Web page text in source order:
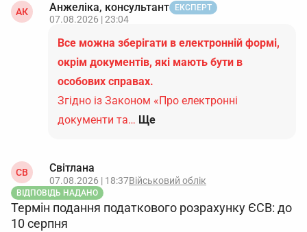
АК Анжеліка, консультант ЕКСПЕРТ
07.08.2026 | 23:04
Все можна зберігати в електронній формі,
окрім документів, які мають бути в
особових справах.
Згідно із Законом «Про електронні
документи та… Ще
СВ Світлана
07.08.2026 | 18:37Військовий облік
ВІДПОВІДЬ НАДАНО
Термін подання податкового розрахунку ЄСВ: до
10 серпня